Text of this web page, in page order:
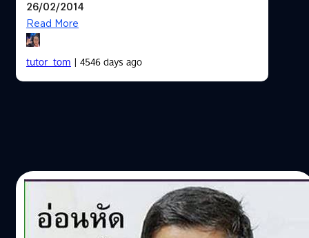
26/02/2014
Read More
tutor_tom| 4546 days ago
19/02/2014
อ่อนหัด มีความตั้งใจแต่ก็ยังอ่อนหัด!!!